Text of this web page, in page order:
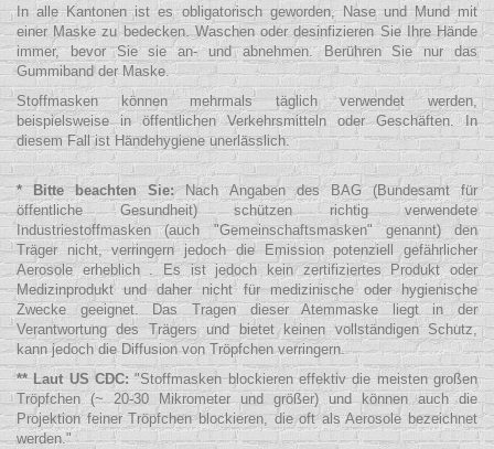
In alle Kantonen ist es obligatorisch geworden, Nase und Mund mit
einer Maske zu bedecken. Waschen oder desinfizieren Sie Ihre Hände
immer, bevor Sie sie an- und abnehmen. Berühren Sie nur das
Gummiband der Maske.
Stoffmasken können mehrmals täglich verwendet werden,
beispielsweise in öffentlichen Verkehrsmitteln oder Geschäften. In
diesem Fall ist Händehygiene unerlässlich.
* Bitte beachten Sie:Nach Angaben des BAG (Bundesamt für
öffentliche Gesundheit) schützen richtig verwendete
Industriestoffmasken (auch "Gemeinschaftsmasken" genannt) den
Träger nicht, verringern jedoch die Emission potenziell gefährlicher
Aerosole erheblich . Es ist jedoch kein zertifiziertes Produkt oder
Medizinprodukt und daher nicht für medizinische oder hygienische
Zwecke geeignet. Das Tragen dieser Atemmaske liegt in der
Verantwortung des Trägers und bietet keinen vollständigen Schutz,
kann jedoch die Diffusion von Tröpfchen verringern.
** Laut US CDC:"Stoffmasken blockieren effektiv die meisten großen
Tröpfchen (~ 20-30 Mikrometer und größer) und können auch die
Projektion feiner Tröpfchen blockieren, die oft als Aerosole bezeichnet
werden."